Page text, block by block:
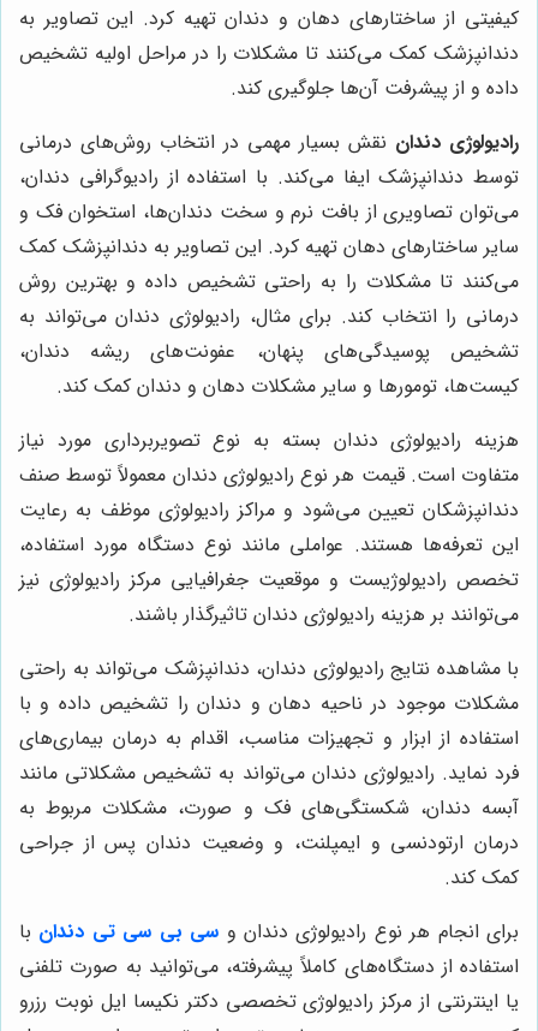
کیفیتی از ساختارهای دهان و دندان تهیه کرد. این تصاویر به
دندانپزشک کمک می‌کنند تا مشکلات را در مراحل اولیه تشخیص
داده و از پیشرفت آن‌ها جلوگیری کند.
رادیولوژی دندان نقش بسیار مهمی در انتخاب روش‌های درمانی
توسط دندانپزشک ایفا می‌کند. با استفاده از رادیوگرافی دندان،
می‌توان تصاویری از بافت نرم و سخت دندان‌ها، استخوان فک و
سایر ساختارهای دهان تهیه کرد. این تصاویر به دندانپزشک کمک
می‌کنند تا مشکلات را به راحتی تشخیص داده و بهترین روش
درمانی را انتخاب کند. برای مثال، رادیولوژی دندان می‌تواند به
تشخیص پوسیدگی‌های پنهان، عفونت‌های ریشه دندان،
کیست‌ها، تومورها و سایر مشکلات دهان و دندان کمک کند.
هزینه رادیولوژی دندان بسته به نوع تصویربرداری مورد نیاز
متفاوت است. قیمت هر نوع رادیولوژی دندان معمولاً توسط صنف
دندانپزشکان تعیین می‌شود و مراکز رادیولوژی موظف به رعایت
این تعرفه‌ها هستند. عواملی مانند نوع دستگاه مورد استفاده،
تخصص رادیولوژیست و موقعیت جغرافیایی مرکز رادیولوژی نیز
می‌توانند بر هزینه رادیولوژی دندان تاثیرگذار باشند.
با مشاهده نتایج رادیولوژی دندان، دندانپزشک می‌تواند به راحتی
مشکلات موجود در ناحیه دهان و دندان را تشخیص داده و با
استفاده از ابزار و تجهیزات مناسب، اقدام به درمان بیماری‌های
فرد نماید. رادیولوژی دندان می‌تواند به تشخیص مشکلاتی مانند
آبسه دندان، شکستگی‌های فک و صورت، مشکلات مربوط به
درمان ارتودنسی و ایمپلنت، و وضعیت دندان پس از جراحی
کمک کند.
برای انجام هر نوع رادیولوژی دندان و سی بی سی تی دندان با
استفاده از دستگاه‌های کاملاً پیشرفته، می‌توانید به صورت تلفنی
یا اینترنتی از مرکز رادیولوژی تخصصی دکتر نکیسا ایل نوبت رزرو